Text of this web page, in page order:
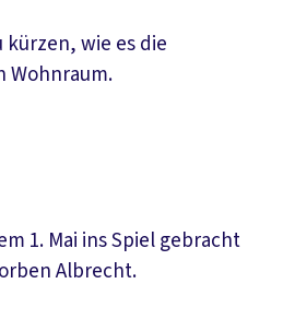
wie es die
Wohnraum.
1. Mai ins Spiel gebracht
Albrecht.